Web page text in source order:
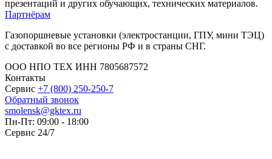
презентаций и других обучающих, технических материалов.
Партнёрам
Газопоршневые установки (электростанции, ГПУ, мини ТЭЦ)
с доставкой во все регионы РФ и в страны СНГ.
ООО НПО ТЕХ ИНН 7805687572
Контакты
Сервис +7 (800) 250-250-7
Обратный звонок
smolensk@gktex.ru
Пн-Пт: 09:00 - 18:00
Сервис 24/7